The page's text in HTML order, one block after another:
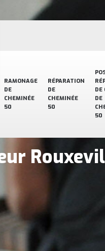
RAMONAGE
DE
CHEMINÉE
50
RÉPARATION
DE
CHEMINÉE
50
DE
DE
50